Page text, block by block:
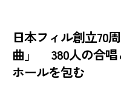
日本フィル創立70
曲」 380人の合唱
ホールを包む